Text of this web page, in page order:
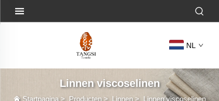
NL
Linnen viscoselinen
Startpagina> Producten> Linnen> Linnen viscoselinen